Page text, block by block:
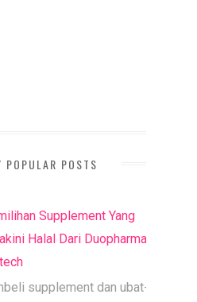
POPULAR POSTS
Supplement Yang
Halal Dari Duopharma
supplement dan ubat-